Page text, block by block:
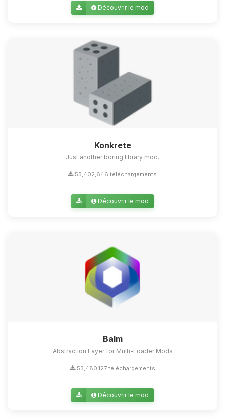
Découvrir le mod
Konkrete
Just another boring library mod.
55,402,646 téléchargements
Découvrir le mod
Balm
Abstraction Layer for Multi-Loader Mods
53,480,127 téléchargements
Découvrir le mod